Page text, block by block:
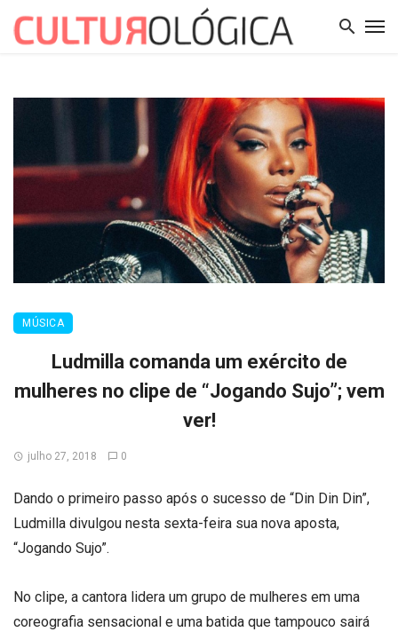
MÚSICA
Ludmilla comanda um exército de
mulheres no clipe de “Jogando Sujo”; vem
ver!
julho 27, 2018 0
Dando o primeiro passo após o sucesso de “Din Din Din”,
Ludmilla divulgou nesta sexta-feira sua nova aposta,
“Jogando Sujo”.
No clipe, a cantora lidera um grupo de mulheres em uma
coreografia sensacional e uma batida que tampouco sairá